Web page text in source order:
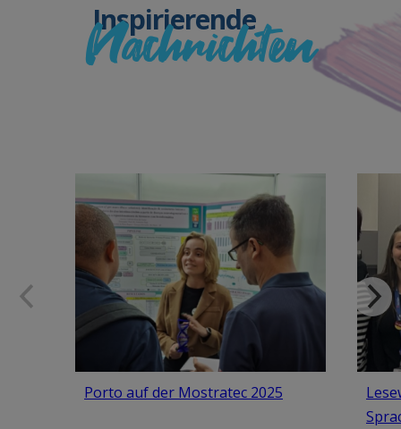
Inspirierende
Nachrichten
Porto auf der Mostratec 2025